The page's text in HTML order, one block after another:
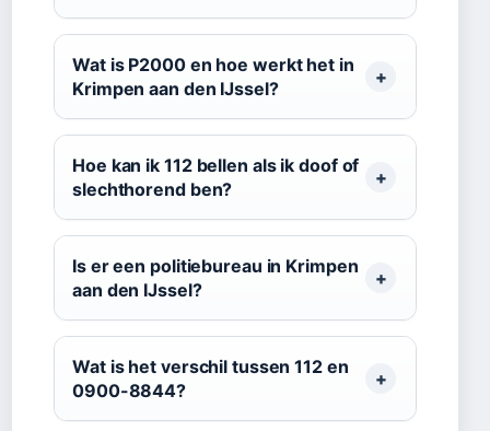
Wat is P2000 en hoe werkt het in
Krimpen aan den IJssel?
Hoe kan ik 112 bellen als ik doof of
slechthorend ben?
Is er een politiebureau in Krimpen
aan den IJssel?
Wat is het verschil tussen 112 en
0900-8844?